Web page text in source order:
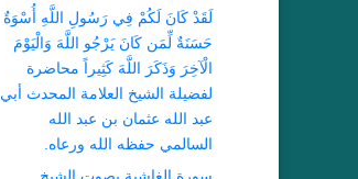
لَقَدْ كَانَ لَكُمْ فِي رَسُولِ اللَّهِ أُسْوَةٌ
حَسَنَةٌ لِّمَن كَانَ يَرْجُو اللَّهَ وَالْيَوْمَ
الْآخِرَ وَذَكَرَ اللَّهَ كَثِيراً محاضرة
لفضيلة الشيخ العلامة المحدث أبي
عبد الله عثمان بن عبد الله
السالمي حفظه الله ورعاه.